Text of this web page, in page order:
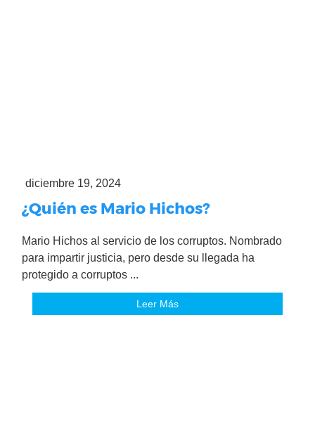
diciembre 19, 2024
¿Quién es Mario Hichos?
Mario Hichos al servicio de los corruptos. Nombrado
para impartir justicia, pero desde su llegada ha
protegido a corruptos ...
Leer Más